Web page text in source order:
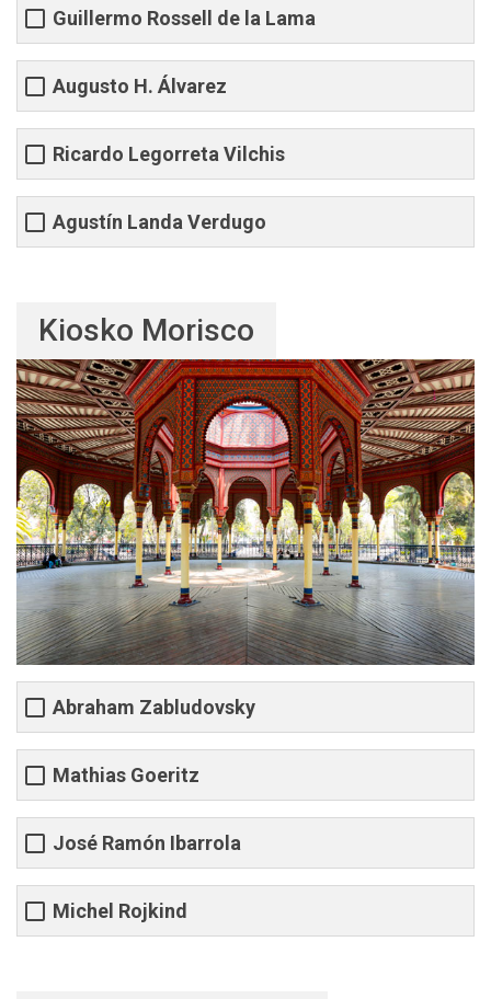
Guillermo Rossell de la Lama
Augusto H. Álvarez
Ricardo Legorreta Vilchis
Agustín Landa Verdugo
Kiosko Morisco
Abraham Zabludovsky
Mathias Goeritz
José Ramón Ibarrola
Michel Rojkind